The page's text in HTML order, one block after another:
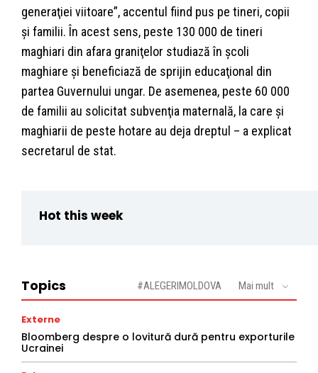
generaţiei viitoare”, accentul fiind pus pe tineri, copii
şi familii. În acest sens, peste 130 000 de tineri
maghiari din afara graniţelor studiază în şcoli
maghiare şi beneficiază de sprijin educaţional din
partea Guvernului ungar. De asemenea, peste 60 000
de familii au solicitat subvenţia maternală, la care şi
maghiarii de peste hotare au deja dreptul – a explicat
secretarul de stat.
Hot this week
Topics #ALEGERIMOLDOVA Mai mult
Externe
Bloomberg despre o lovitură dură pentru exporturile
Ucrainei